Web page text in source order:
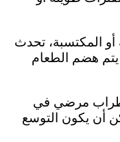
أو المكتسبة، تحدث
يتم هضم الطعام
مرضي في
أن يكون التوسع